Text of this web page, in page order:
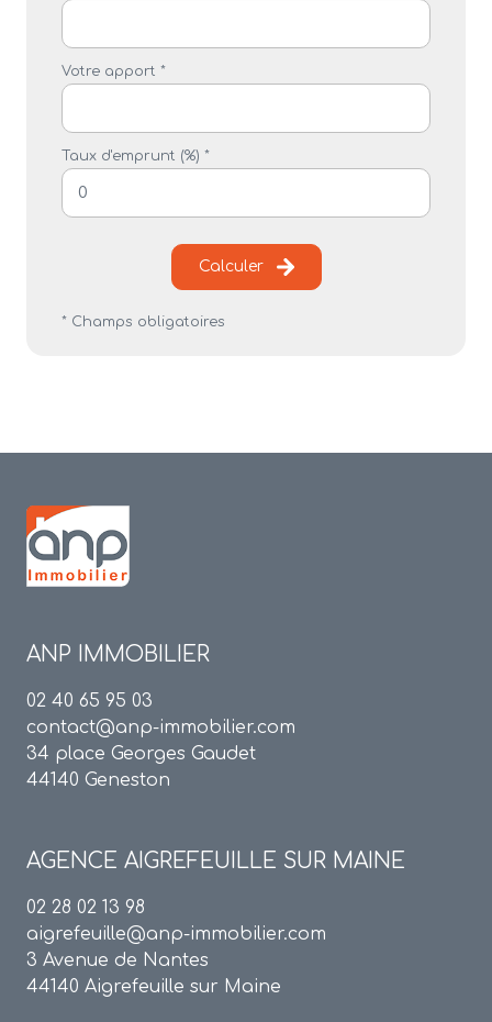
Votre apport *
Taux d'emprunt (%) *
Calculer
* Champs obligatoires
ANP IMMOBILIER
02 40 65 95 03
contact@anp-immobilier.com
34 place Georges Gaudet
44140 Geneston
AGENCE AIGREFEUILLE SUR MAINE
02 28 02 13 98
aigrefeuille@anp-immobilier.com
3 Avenue de Nantes
44140 Aigrefeuille sur Maine